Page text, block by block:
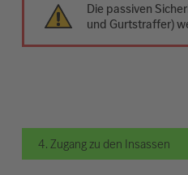
Die passiven
und Gurtstraffer)
4. Zugang zu den Insassen